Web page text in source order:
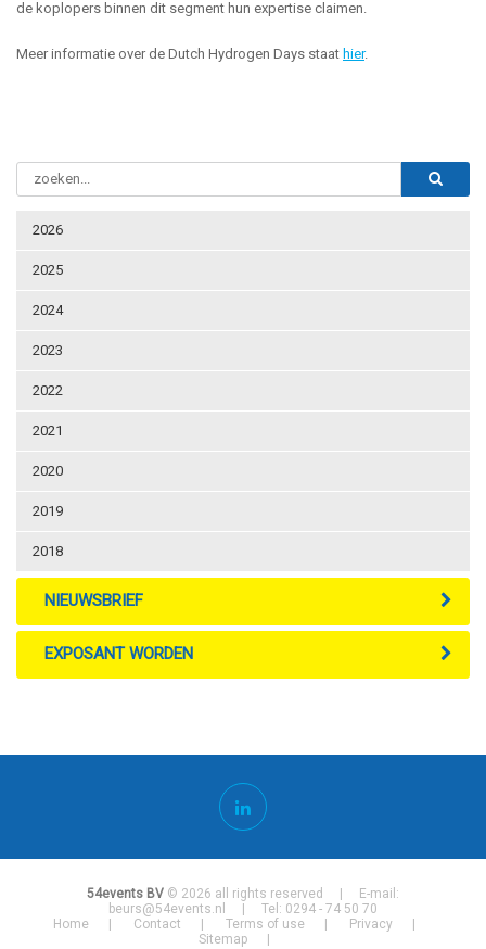
2026
2025
2024
2023
2022
2021
2020
2019
2018
NIEUWSBRIEF
EXPOSANT WORDEN
de koplopers binnen dit segment hun expertise claimen.
Meer informatie over de Dutch Hydrogen Days staat hier.
54events BV © 2026 all rights reserved | E-mail:
beurs@54events.nl
| Tel: 0294 - 74 50 70
Home
Contact Terms of use
Privacy
Sitemap